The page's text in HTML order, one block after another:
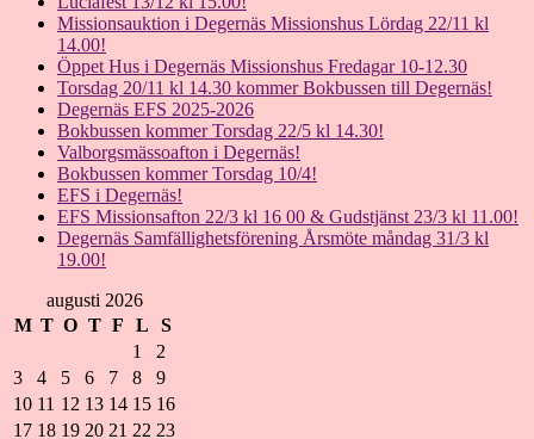
Missionsauktion i Degernäs Missionshus Lördag 22/11 kl
14.00!
Öppet Hus i Degernäs Missionshus Fredagar 10-12.30
Torsdag 20/11 kl 14.30 kommer Bokbussen till Degernäs!
Degernäs EFS 2025-2026
Bokbussen kommer Torsdag 22/5 kl 14.30!
Valborgsmässoafton i Degernäs!
Bokbussen kommer Torsdag 10/4!
EFS i Degernäs!
EFS Missionsafton 22/3 kl 16 00 & Gudstjänst 23/3 kl 11.00!
Degernäs Samfällighetsförening Årsmöte måndag 31/3 kl
19.00!
augusti 2026
M T O T F L
S
1
2
3
4 5 6 7 8
9
10 11 12 13 14 15 16
17 18 19 20 21 22 23